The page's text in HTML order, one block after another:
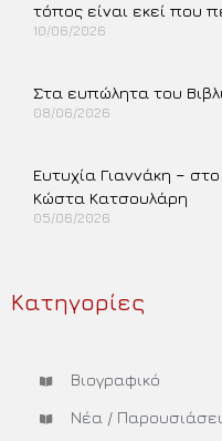
τόπος είναι εκεί που
10/06/2026
Στα ευπώλητα του
08/06/2026
Ευτυχία Γιαννάκη –
Κώστα Κατσουλάρη
05/06/2026
Κατηγορίες
Βιογραφικό
Νέα /